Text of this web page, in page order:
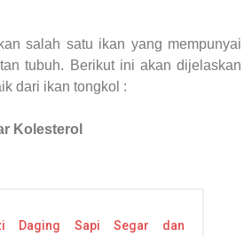
salah satu ikan yang mempunyai
tubuh. Berikut ini akan dijelaskan
dari ikan tongkol :
Kolesterol
Daging Sapi Segar dan